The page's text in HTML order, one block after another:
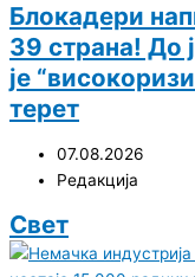
Блокадери
39 страна! До
је
терет
07.08.2026
Редакција
Свет